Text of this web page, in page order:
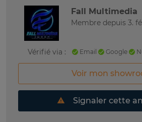
Fall Multimedia
Membre depuis 3.
Vérifié via : Email Google
Voir mon
Signaler cette